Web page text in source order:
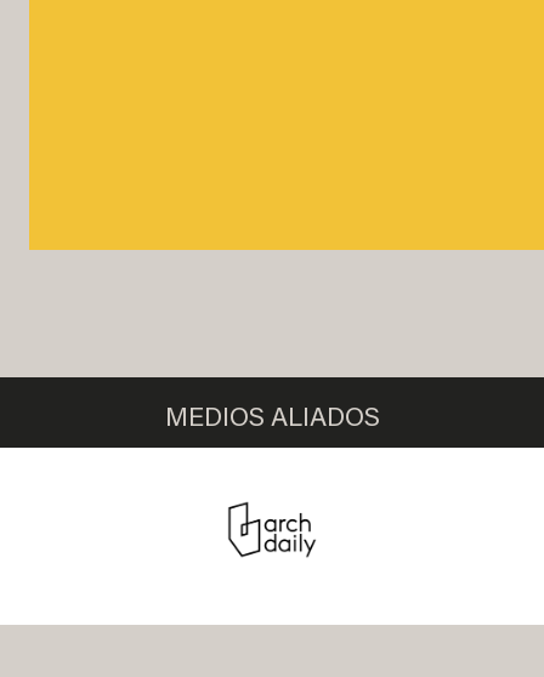
MEDIOS ALIADOS